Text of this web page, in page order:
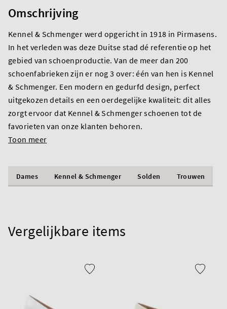
Omschrijving
Kennel & Schmenger werd opgericht in 1918 in Pirmasens.
In het verleden was deze Duitse stad dé referentie op het
gebied van schoenproductie. Van de meer dan 200
schoenfabrieken zijn er nog 3 over: één van hen is Kennel
& Schmenger. Een modern en gedurfd design, perfect
uitgekozen details en een oerdegelijke kwaliteit: dit alles
zorgt ervoor dat Kennel & Schmenger schoenen tot de
favorieten van onze klanten behoren.
Toon meer
Dames Kennel & Schmenger Solden Trouwen
Vergelijkbare items